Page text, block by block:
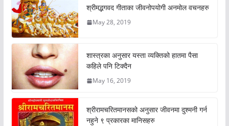
श्रीमद्भगवद गीताका जीवनोपयोगी अनमोल वचनहरु
May 28, 2019
शास्त्रका अनुसार यस्ता व्यक्तिको हातमा पैसा
कहिले पनि टिक्दैन
May 16, 2019
श्रीरामचरितमानसको अनुसार जीवनमा दुश्मनी गर्न
नहुने ९ प्रकारका मानिसहरु